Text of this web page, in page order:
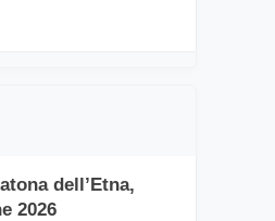
dell’Etna,
2026